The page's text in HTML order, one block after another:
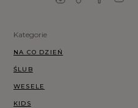
Kategorie
NA CO DZIEŃ
ŚLUB
WESELE
KIDS